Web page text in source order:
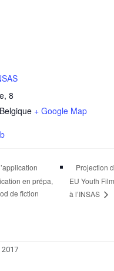
8
Belgique + Google Map
en prépa,
de fiction
Projection
EU Youth
à l’INSAS
2017